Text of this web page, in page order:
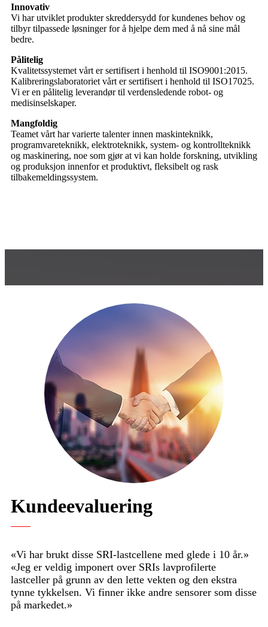
tilbyr tilpassede løsninger for å hjelpe dem med å nå sine mål
bedre.
Pålitelig
Kalibreringslaboratoriet vårt er sertifisert i henhold til ISO17025.
Vi er en pålitelig leverandør til verdensledende robot- og
medisinselskaper.
Mangfoldig
programvareteknikk, elektroteknikk, system- og kontrollteknikk
og maskinering, noe som gjør at vi kan holde forskning, utvikling
og produksjon innenfor et produktivt, fleksibelt og rask
tilbakemeldingssystem.
Kundeevaluering
lastceller på grunn av den lette vekten og den ekstra
tynne tykkelsen. Vi finner ikke andre sensorer som disse
på markedet.»